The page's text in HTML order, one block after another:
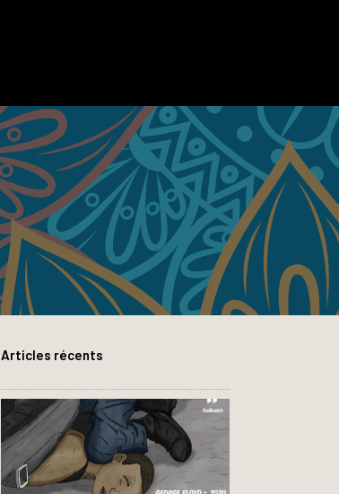
Articles récents